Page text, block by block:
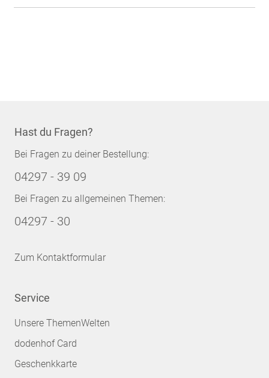
Hast du Fragen?
Bei Fragen zu deiner Bestellung:
04297 - 39 09
Bei Fragen zu allgemeinen Themen:
04297 - 30
Zum Kontaktformular
Service
Unsere ThemenWelten
dodenhof Card
Geschenkkarte